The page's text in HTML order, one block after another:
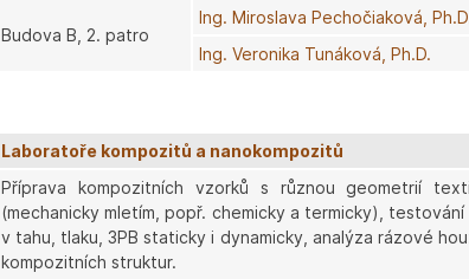
Budova B, 2. patro
Ing. Miroslava Pechočiaková,
Ing. Veronika Tunáková, Ph.D.
Laboratoře kompozitů a nanokompozitů
Příprava kompozitních vzorků s různou geometrií
(mechanicky mletím, popř. chemicky a termicky),
v tahu, tlaku, 3PB staticky i dynamicky, analýza rázové
kompozitních struktur.